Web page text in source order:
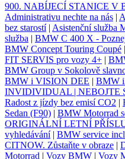
900. NABÍJECÍ STANICE V
Administrativu nechte na nás |
bez starostí| Asistenční služba
služba | BMW C 400 X -
BMW Concept Touring Coupé |
FIT SERVIS pro vozy 4+ |
BMW Group v Sokolově
BMW i VISION DEE | BMW
INVIDIVIDUAL | NEBOJTE
Radost z jízdy bez emisí CO2 |
Sedan (F90) | BMW Motorrad
ORIGINÁLNÍ LETNÍ
vyhledávání| BMW service
CITNOW. Zůstaňte v obraze |
Motorrad | Vozy BMW | Vozy